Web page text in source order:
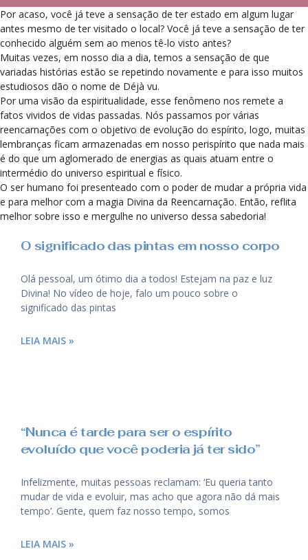
Por acaso, você já teve a sensação de ter estado em algum lugar
antes mesmo de ter visitado o local? Você já teve a sensação de ter
conhecido alguém sem ao menos tê-lo visto antes?
Muitas vezes, em nosso dia a dia, temos a sensação de que
variadas histórias estão se repetindo novamente e para isso muitos
estudiosos dão o nome de Déjà vu.
Por uma visão da espiritualidade, esse fenômeno nos remete a
fatos vividos de vidas passadas. Nós passamos por várias
reencarnações com o objetivo de evolução do espírito, logo, muitas
lembranças ficam armazenadas em nosso perispírito que nada mais
é do que um aglomerado de energias as quais atuam entre o
intermédio do universo espiritual e físico.
O ser humano foi presenteado com o poder de mudar a própria vida
e para melhor com a magia Divina da Reencarnação. Então, reflita
melhor sobre isso e mergulhe no universo dessa sabedoria!
O significado das pintas em nosso corpo
Olá pessoal, um ótimo dia a todos! Estejam na paz e luz
Divina! No vídeo de hoje, falo um pouco sobre o
significado das pintas
LEIA MAIS »
“Nunca é tarde para ser o espírito
evoluído que você poderia já ter sido”
Infelizmente, muitas pessoas reclamam: ‘Eu queria tanto
mudar de vida e evoluir, mas acho que agora não dá mais
tempo’. Gente, quem faz nosso tempo, somos
LEIA MAIS »